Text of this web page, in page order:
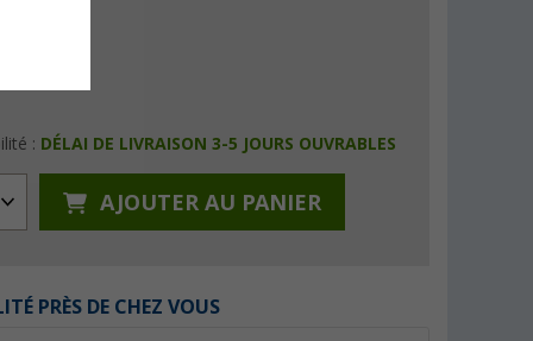
: DÉLAI DE LIVRAISON 3-5 JOURS OUVRABLES
AJOUTER AU PANIER
PRÈS DE CHEZ VOUS